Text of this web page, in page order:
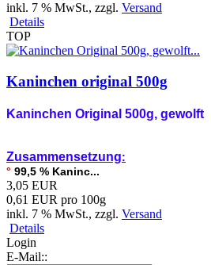
inkl. 7 % MwSt., zzgl. Versand
Details
TOP
Kaninchen original 500g
Kaninchen Original 500g, gewolft
Zusammensetzung:
° 99,5 % Kaninc...
3,05 EUR
0,61 EUR pro 100g
inkl. 7 % MwSt., zzgl. Versand
Details
Login
E-Mail::